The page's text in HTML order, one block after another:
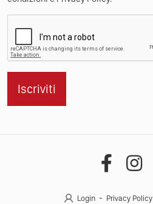
Iscriviti
Login Privacy Policy